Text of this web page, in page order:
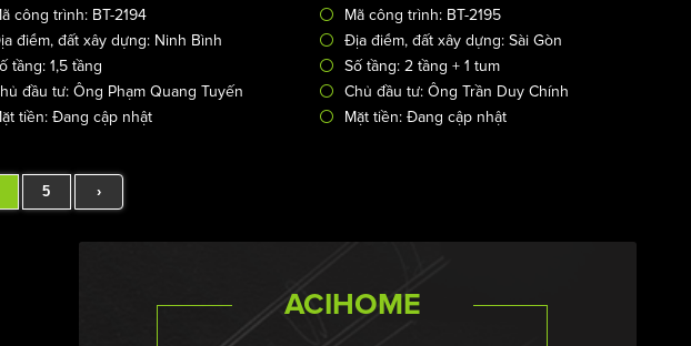
công trình: BT-2194
điểm, đất xây dựng: Ninh Bình
tầng: 1,5 tầng
đầu tư: Ông Phạm Quang Tuyến
tiền: Đang cập nhật
Mã công trình: BT-2195
Địa điểm, đất xây dựng: Sài Gòn
Số tầng: 2 tầng + 1 tum
Chủ đầu tư: Ông Trần Duy Chính
Mặt tiền: Đang cập nhật
5 ›
ACIHOME